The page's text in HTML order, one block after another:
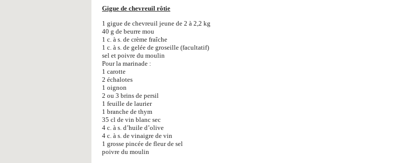
Gigue de chevreuil rôtie
1 gigue de chevreuil jeune de 2 à 2,2 kg
40 g de beurre mou
1 c. à s. de crème fraîche
1 c. à s. de gelée de groseille (facultatif)
sel et poivre du moulin
Pour la marinade :
1 carotte
2 échalotes
1 oignon
2 ou 3 brins de persil
1 feuille de laurier
1 branche de thym
35 cl de vin blanc sec
4 c. à s. d’huile d’olive
4 c. à s. de vinaigre de vin
1 grosse pincée de fleur de sel
poivre du moulin